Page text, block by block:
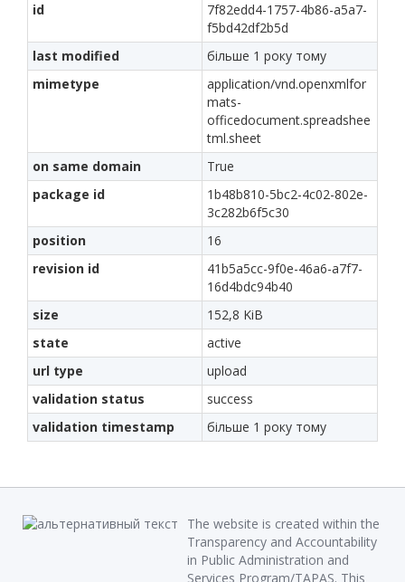
id
7f82edd4-1757-4b86-a5a7-
f5bd42df2b5d
last modified
більше 1 року тому
mimetype
application/vnd.openxmlfor
mats-
officedocument.spreadshee
tml.sheet
on same domain
True
package id
1b48b810-5bc2-4c02-802e-
3c282b6f5c30
position
16
revision id
41b5a5cc-9f0e-46a6-a7f7-
16d4bdc94b40
size
152,8 KiB
state
active
url type
upload
validation status
success
validation timestamp
більше 1 року тому
The website is created within the
Transparency and Accountability
in Public Administration and
Services Program/TAPAS. This